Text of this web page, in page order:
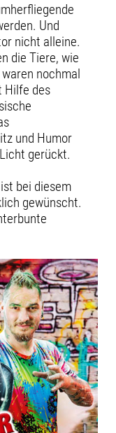
Und
nicht alleine.
die Tiere, wie
nochmal
Hilfe des
und Humor
gerückt.
bei diesem
gewünscht.